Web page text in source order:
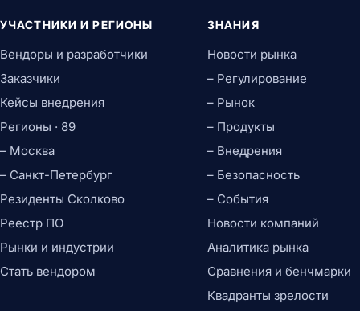
УЧАСТНИКИ И РЕГИОНЫ
Вендоры и разработчики
Заказчики
Кейсы внедрения
Регионы · 89
– Москва
– Санкт-Петербург
Резиденты Сколково
Реестр ПО
Рынки и индустрии
Стать вендором
ЗНАНИЯ
Новости рынка
– Регулирование
– Рынок
– Продукты
– Внедрения
– Безопасность
– События
Новости компаний
Аналитика рынка
Сравнения и бенчмарки
Квадранты зрелости